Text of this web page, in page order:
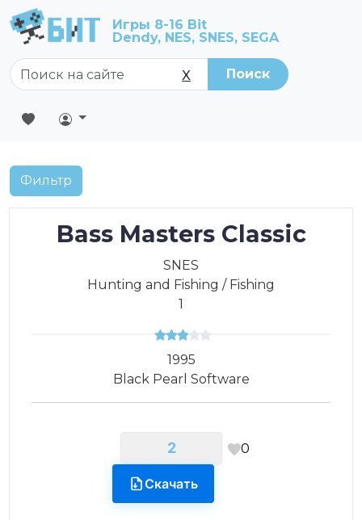
Игры 8-16 Bit
Dendy, NES, SNES, SEGA
Поиск
X
Фильтр
Bass Masters Classic
SNES
Hunting and Fishing / Fishing
1
1995
Black Pearl Software
Скачать
2 0